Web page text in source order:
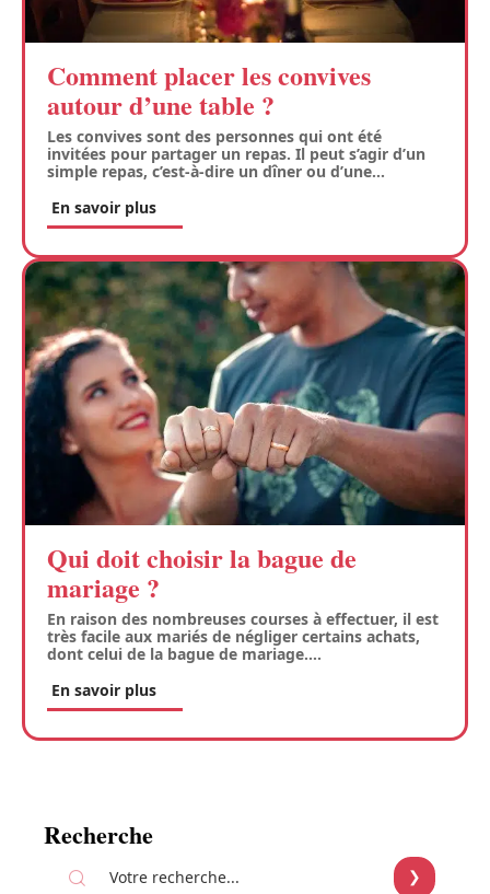
Comment placer les convives
autour d’une table ?
Les convives sont des personnes qui ont été
invitées pour partager un repas. Il peut s’agir d’un
simple repas, c’est-à-dire un dîner ou d’une…
En savoir plus
Qui doit choisir la bague de
mariage ?
En raison des nombreuses courses à effectuer, il est
très facile aux mariés de négliger certains achats,
dont celui de la bague de mariage.…
En savoir plus
Recherche